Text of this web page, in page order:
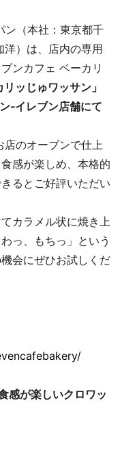
ン（本社：東京都千
）は、店内の専用
ンカフェ ベーカリ
ッじゅワッサン」
‐イレブン店舗にて
のオーブンで仕上
感が楽しめ、本格的
るとご好評いただい
カラメル状に焼き上
っ、もちっ」という
会にぜひお試しくだ
感が楽しいクロワッ